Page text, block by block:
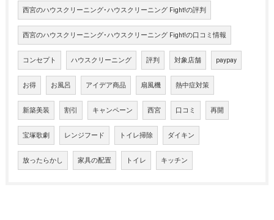
西宮のハウスクリーニング･ハウスクリーニング Fight!の評判
西宮のハウスクリーニング･ハウスクリーニング Fight!の口コミ情報
コンセプト ハウスクリーニング 評判 対象店舗 paypay
お得 お風呂 アイデア商品 扇風機 熱中症対策
新築美装 割引 キャンペーン 西宮 口コミ 再開
宝塚歌劇 レンジフード トイレ掃除 ダイキン
放ったらかし 家具の配置 トイレ キッチン